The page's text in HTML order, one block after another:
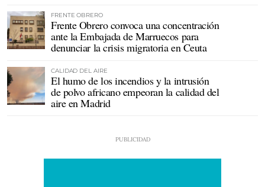
FRENTE OBRERO
Frente Obrero convoca una concentración
ante la Embajada de Marruecos para
denunciar la crisis migratoria en Ceuta
CALIDAD DEL AIRE
El humo de los incendios y la intrusión
de polvo africano empeoran la calidad del
aire en Madrid